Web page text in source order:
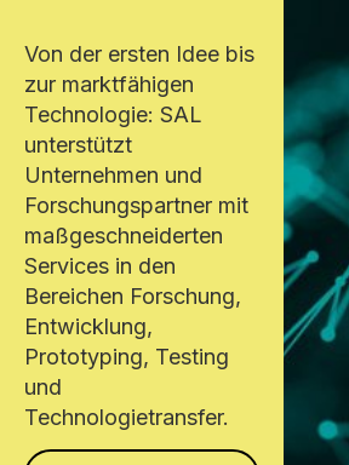
Von der ersten Idee bis
zur marktfähigen
Technologie: SAL
unterstützt
Unternehmen und
Forschungspartner mit
maßgeschneiderten
Services in den
Bereichen Forschung,
Entwicklung,
Prototyping, Testing
und
Technologietransfer.